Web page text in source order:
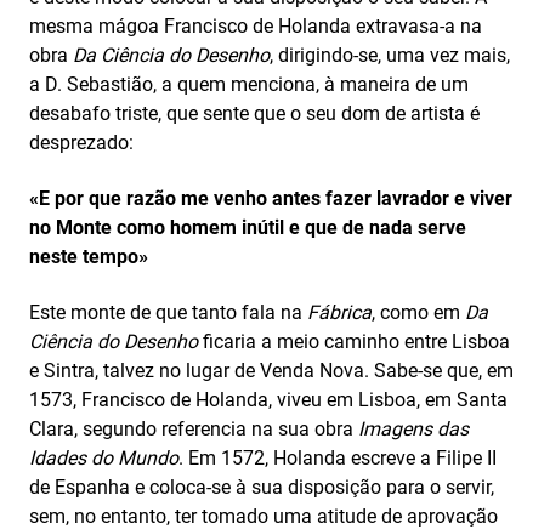
mesma mágoa Francisco de Holanda extravasa-a na
obra Da Ciência do Desenho, dirigindo-se, uma vez mais,
a D. Sebastião, a quem menciona, à maneira de um
desabafo triste, que sente que o seu dom de artista é
desprezado:
«E por que razão me venho antes fazer lavrador e viver
no Monte como homem inútil e que de nada serve
neste tempo»
Este monte de que tanto fala na Fábrica, como em Da
Ciência do Desenhoficaria a meio caminho entre Lisboa
e Sintra, talvez no lugar de Venda Nova. Sabe-se que, em
1573, Francisco de Holanda, viveu em Lisboa, em Santa
Clara, segundo referencia na sua obra Imagens das
Idades do Mundo. Em 1572, Holanda escreve a Filipe II
de Espanha e coloca‑se à sua disposição para o servir,
sem, no entanto, ter tomado uma atitude de aprovação